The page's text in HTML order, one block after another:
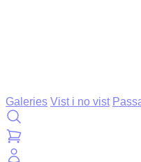
Galeries Vist i no vist